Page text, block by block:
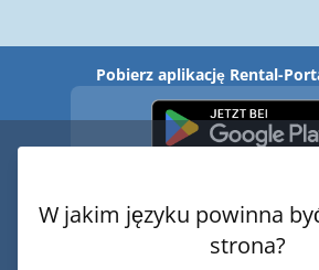
Pobierz aplikację Rental-
W jakim języku powinna
strona?